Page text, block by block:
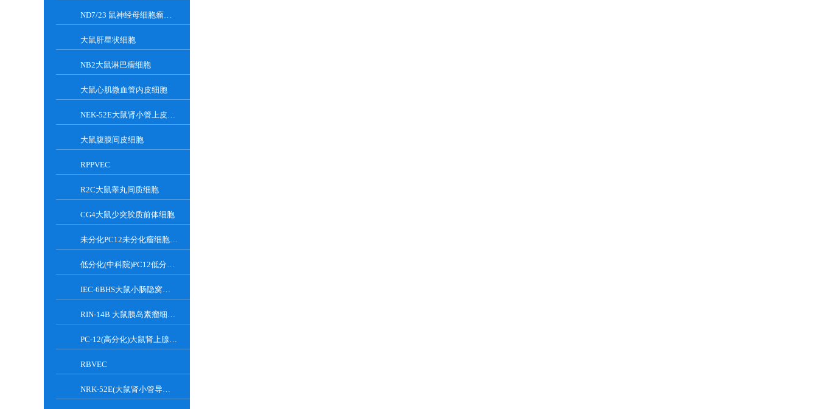
ND7/23 鼠神经母细胞瘤细胞系
大鼠肝星状细胞
NB2大鼠淋巴瘤细胞
大鼠心肌微血管内皮细胞
NEK-52E大鼠肾小管上皮细胞
大鼠腹膜间皮细胞
RPPVEC
R2C大鼠睾丸间质细胞
CG4大鼠少突胶质前体细胞
未分化PC12未分化瘤细胞大鼠肾上腺嗜铬细胞
低分化(中科院)PC12低分化(中科院)瘤细胞大鼠肾上腺嗜铬细胞
IEC-6BHS大鼠小肠隐窝上皮细胞
RIN-14B 大鼠胰岛素瘤细胞系
PC-12(高分化)大鼠肾上腺嗜铬细胞瘤细胞(高分化)
RBVEC
NRK-52E(大鼠肾小管导管上皮细胞)